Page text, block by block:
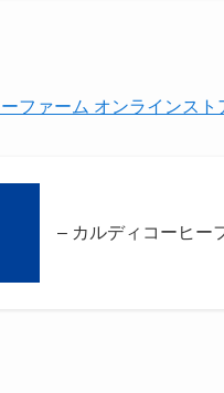
ファーム オンラインスト
– カルディコーヒー